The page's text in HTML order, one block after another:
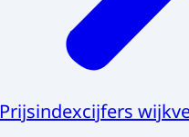
Prijsindexcijfers